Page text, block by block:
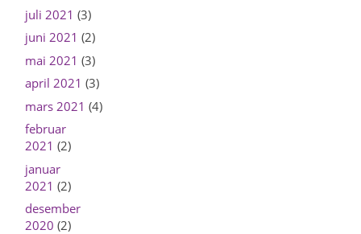
juli 2021 (3)
juni 2021 (2)
mai 2021 (3)
april 2021 (3)
mars 2021 (4)
februar
2021 (2)
januar
2021 (2)
desember
2020 (2)